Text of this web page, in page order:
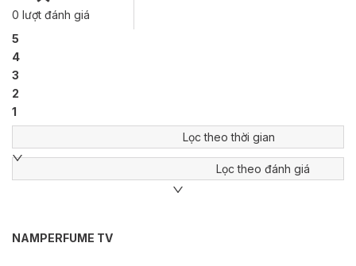
0 lượt đánh giá
5
4
3
2
1
Lọc theo thời gian
Lọc theo đánh giá
NAMPERFUME TV